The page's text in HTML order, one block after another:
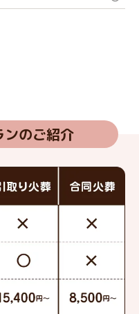
ンのご紹介